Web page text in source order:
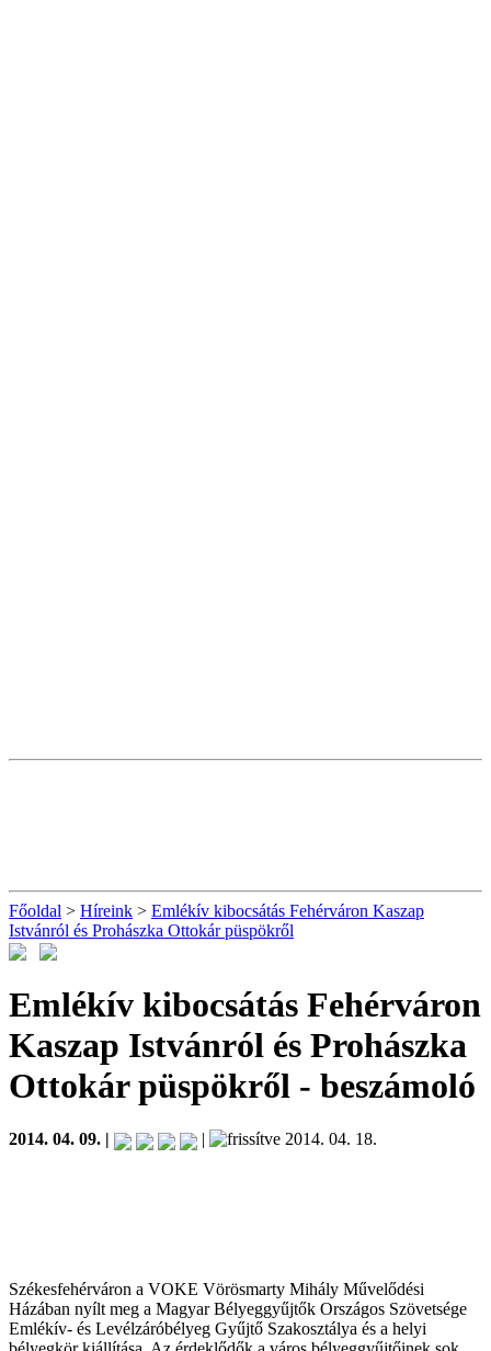
Főoldal > Híreink > Emlékív kibocsátás Fehérváron Kaszap
Istvánról és Prohászka Ottokár püspökről
Emlékív kibocsátás Fehérváron
Kaszap Istvánról és Prohászka
Ottokár püspökről - beszámoló
2014. 04. 09. | | 2014. 04. 18.
Székesfehérváron a VOKE Vörösmarty Mihály Művelődési
Házában nyílt meg a Magyar Bélyeggyűjtők Országos Szövetsége
Emlékív- és Levélzáróbélyeg Gyűjtő Szakosztálya és a helyi